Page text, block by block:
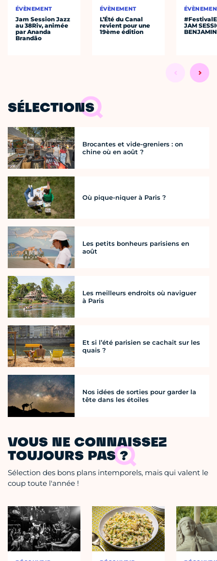
ÉVÈNEMENT
Jam Session Jazz
au 38Riv, animée
par Ananda
Brandão
ÉVÈNEMENT
L’Été du Canal
revient pour une
19ème édition
JAM
SÉLECTIONS
Brocantes et vide-greniers : on
chine où en août ?
Où pique-niquer à Paris ?
Les petits bonheurs parisiens en
août
Les meilleurs endroits où naviguer
à Paris
Et si l’été parisien se cachait sur les
quais ?
Nos idées de sorties pour garder la
tête dans les étoiles
VOUS NE CONNAISSEZ
TOUJOURS PAS ?
Sélection des bons plans intemporels, mais qui valent le
coup toute l'année !